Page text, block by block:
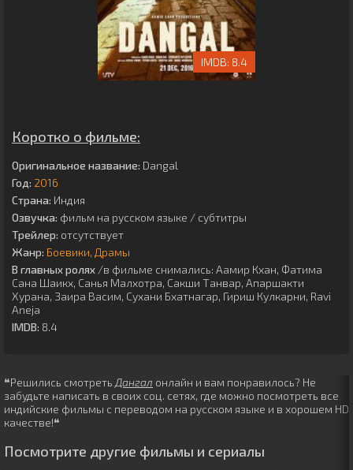
8.4
Коротко о фильме:
Оригинальное название: Dangal
Год: 2016
Страна: Индия
Озвучка: фильм на русском языке / субтитры
Трейлер: отсутствует
Жанр: Боевики Драмы
В главных ролях /в фильме снимались: Аамир Кхан, Фатима
Сана Шаикх, Санья Малхотра, Сакши Танвар, Апаршакти
Хурана, Заира Васим, Сухани Бхатнагар, Гириш Кулкарни, Ravi
Aneja
IMDB: 8.4
❝Решились смотреть Дангал онлайн и вам понравилось? Не
забудьте написать в своих соц. сетях, где можно посмотреть все
индийские фильмы с переводом на русском языке и в хорошем HD
качестве!❝
Посмотрите другие фильмы и сериалы